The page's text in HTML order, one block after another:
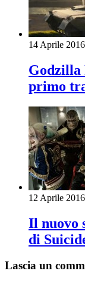
14 Aprile 2016
Godzilla
primo
12 Aprile 2016
Il nuovo
di
Lascia un